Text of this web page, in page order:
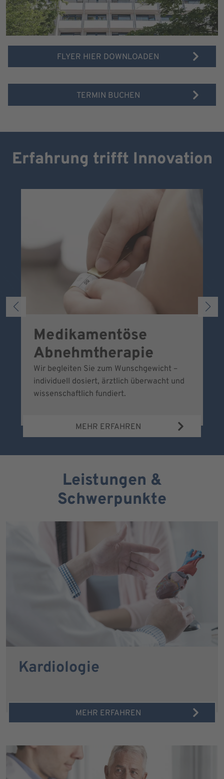
FLYER HIER DOWNLOADEN
TERMIN BUCHEN
Erfahrung trifft Innovation
Medikamentöse
Abnehmtherapie
Wir begleiten Sie zum Wunschgewicht –
individuell dosiert, ärztlich überwacht und
wissenschaftlich fundiert.
MEHR ERFAHREN
Leistungen &
Schwerpunkte
Kardiologie
MEHR ERFAHREN